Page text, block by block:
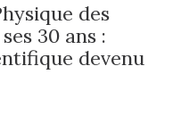
des
30 ans :
devenu